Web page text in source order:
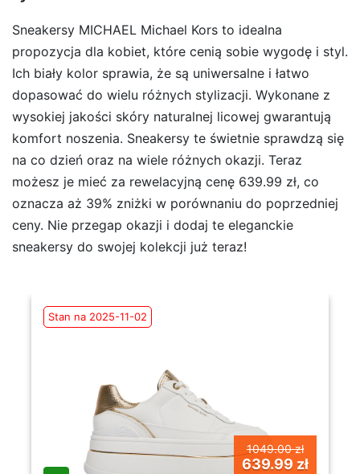
Sneakersy MICHAEL Michael Kors to idealna
propozycja dla kobiet, które cenią sobie wygodę i styl.
Ich biały kolor sprawia, że są uniwersalne i łatwo
dopasować do wielu różnych stylizacji. Wykonane z
wysokiej jakości skóry naturalnej licowej gwarantują
komfort noszenia. Sneakersy te świetnie sprawdzą się
na co dzień oraz na wiele różnych okazji. Teraz
możesz je mieć za rewelacyjną cenę 639.99 zł, co
oznacza aż 39% zniżki w porównaniu do poprzedniej
ceny. Nie przegap okazji i dodaj te eleganckie
sneakersy do swojej kolekcji już teraz!
Stan na 2025-11-02
1049.00 zł
639.99 zł